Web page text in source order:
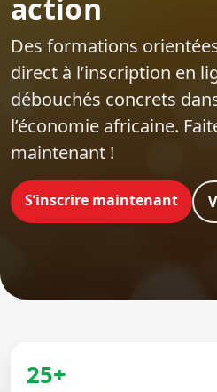
action
Des formations
direct à l’inscription en
débouchés concrets
l’économie africaine.
maintenant !
S’inscrire maintenant
25+